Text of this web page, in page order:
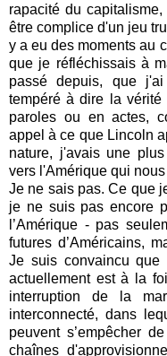
rapacité du
être complice d'un jeu
y a eu des moments au
que je réfléchissais à
passé depuis, que
tempéré à dire la
paroles ou en actes,
appel à ce que Lincoln
nature, j'avais une
vers l'Amérique qui
Je ne sais pas. Ce que
je ne suis pas encore
l’Amérique - pas
futures d’Américains,
Je suis convaincu que
actuellement est à la
interruption de la
interconnecté, dans
peuvent s’empêcher
chaînes